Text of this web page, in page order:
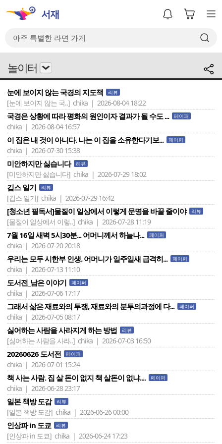
놀이터
눈에 보이지 않는 국경의 지도책 리뷰
[눈에 보이지 않는 국..] chika | 2026-08-04 18:22
국경은 상황에 따라 평화의 원인이자 결과가 될 수도 ... 페이퍼
chika | 2026-08-04 16:57
이 집은 내 것이 아니다. 나는 이 집을 소유한다기보... 페이퍼
chika | 2026-07-30 15:38
미안하지만 싫습니다 리뷰
[미안하지만 싫습니다] chika | 2026-07-29 18:02
깁스 일기 리뷰
[깁스 일기] chika | 2026-07-29 16:42
[청소년 필독서]물질이 일상에서 이렇게 문명을 바꿀 줄이야 리뷰
[물질이 일상에서 이렇..] chika | 2026-07-28 11:19
7월 16일 새벽 5시30분... 어머니께서 하늘나... 페이퍼
chika | 2026-07-20 20:18
우리는 모두 시한부 인생. 어머니가 일주일새 급격히... 페이퍼
chika | 2026-07-13 11:10
도서전_남은 이야기 페이퍼
chika | 2026-07-06 17:17
그래서 삶은 재료와의 투쟁, 재료와의 분투의과정에 다... 페이퍼
chika | 2026-07-05 08:17
싫어하는 사람을 사라지게 하는 방법 리뷰
[싫어하는 사람을 사라..] chika | 2026-07-03 16:50
20260626 도서전 페이퍼
chika | 2026-07-01 15:24
책 사는 사람. 집 살 돈이 없지 책 살돈이 없냐.... 페이퍼
chika | 2026-06-28 23:17
일본 책방 도감 리뷰
[일본 책방 도감] chika | 2026-06-26 00:00
인상파 in 도쿄 리뷰
[인상파 in 도쿄] chika | 2026-06-24 17:23